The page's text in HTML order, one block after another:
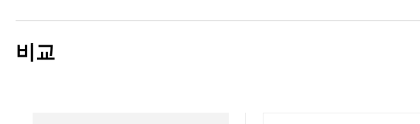
비교